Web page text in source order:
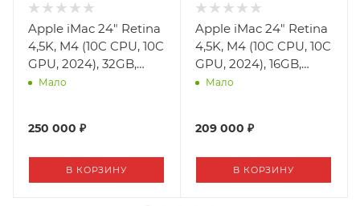
Apple iMac 24" Retina
4,5K, M4 (10C CPU, 10C
GPU, 2024), 32GB,
512GB SSD, Yellow
Мало
250 000 ₽
В КОРЗИНУ
Apple iMac 24" Retina
4,5K, M4 (10C CPU, 10C
GPU, 2024), 16GB,
512GB SSD, Yellow
Мало
209 000 ₽
В КОРЗИНУ